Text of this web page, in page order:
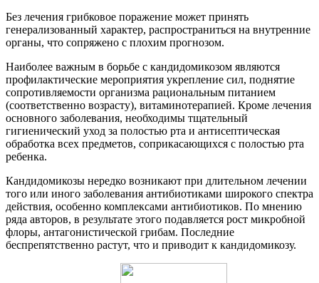
Без лечения грибковое поражение может принять
генерализованный характер, распространиться на внутренние
органы, что сопряжено с плохим прогнозом.
Наиболее важным в борьбе с кандидомикозом являются
профилактические мероприятия укрепление сил, поднятие
сопротивляемости организма рациональным питанием
(соответственно возрасту), витаминотерапией. Кроме лечения
основного заболевания, необходимы тщательный
гигиенический уход за полостью рта и антисептическая
обработка всех предметов, соприкасающихся с полостью рта
ребенка.
Кандидомикозы нередко возникают при длительном лечении
того или иного заболевания антибиотиками широкого спектра
действия, особенно комплексами антибиотиков. По мнению
ряда авторов, в результате этого подавляется рост микробной
флоры, антагонистической грибам. Последние
беспрепятственно растут, что и приводит к кандидомикозу.